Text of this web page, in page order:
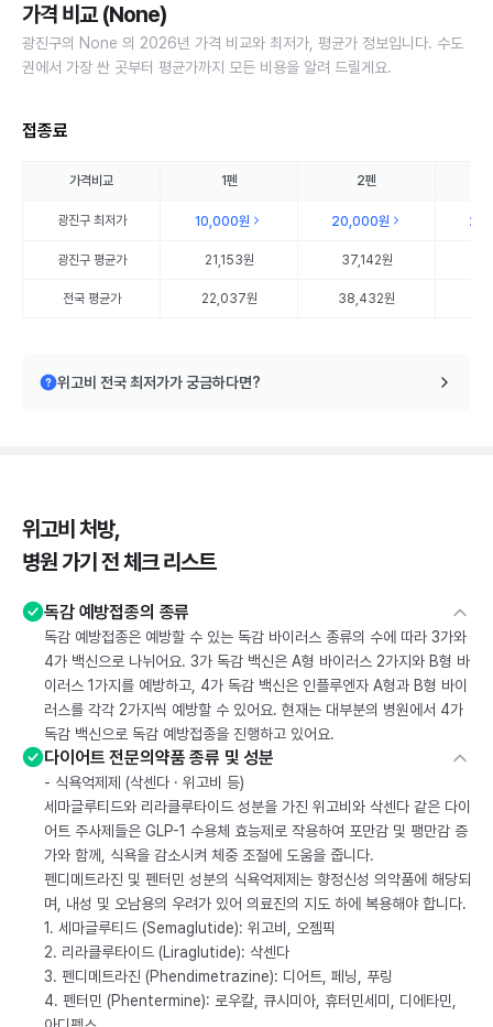
가격 비교 (None)
광진구의 None 의 2026년 가격 비교와 최저가, 평균가 정보입니다. 수도
권에서 가장 싼 곳부터 평균가까지 모든 비용을 알려 드릴게요.
접종료
가격비교 1펜 2펜
광진구최저가 10,000원 20,000원
광진구평균가 21,153원 37,142원
전국 평균가 22,037원 38,432원
위고비 전국 최저가가 궁금하다면?
위고비 처방,
병원 가기 전 체크 리스트
독감 예방접종의 종류
독감 예방접종은 예방할 수 있는 독감 바이러스 종류의 수에 따라 3가와
4가 백신으로 나뉘어요. 3가 독감 백신은 A형 바이러스 2가지와 B형 바
이러스 1가지를 예방하고, 4가 독감 백신은 인플루엔자 A형과 B형 바이
러스를 각각 2가지씩 예방할 수 있어요. 현재는 대부분의 병원에서 4가
독감 백신으로 독감 예방접종을 진행하고 있어요.
다이어트 전문의약품 종류 및 성분
- 식욕억제제 (삭센다 · 위고비 등)
세마글루티드와 리라클루타이드 성분을 가진 위고비와 삭센다 같은 다이
어트 주사제들은 GLP-1 수용체 효능제로 작용하여 포만감 및 팽만감 증
가와 함께, 식욕을 감소시켜 체중 조절에 도움을 줍니다.
펜디메트라진 및 펜터민 성분의 식욕억제제는 향정신성 의약품에 해당되
며, 내성 및 오남용의 우려가 있어 의료진의 지도 하에 복용해야 합니다.
1. 세마글루티드 (Semaglutide): 위고비, 오젬픽
2. 리라클루타이드 (Liraglutide): 삭센다
3. 펜디메트라진 (Phendimetrazine): 디어트, 페닝, 푸링
4. 펜터민 (Phentermine): 로우칼, 큐시미아, 휴터민세미, 디에타민,